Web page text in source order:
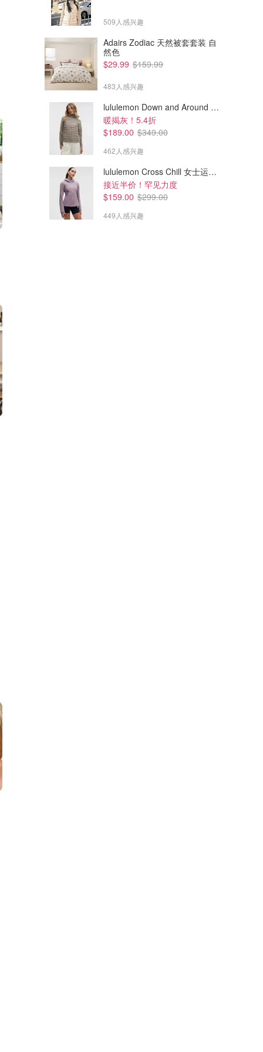
509人感兴趣
Adairs Zodiac 天然被套套装 自
然色
$29.99 $159.99
483人感兴趣
lululemon Down and Around 羽绒夹克
暖揭灰！5.4折
$189.00 $349.00
462人感兴趣
lululemon Cross Chill 女士运动外套
接近半价！罕见力度
$159.00 $299.00
449人感兴趣